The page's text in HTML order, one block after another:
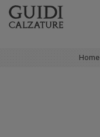
Home